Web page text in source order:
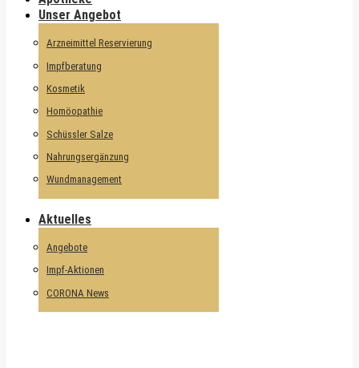
Unser Angebot
Arzneimittel Reservierung
Impfberatung
Kosmetik
Homöopathie
Schüssler Salze
Nahrungsergänzung
Wundmanagement
Aktuelles
Angebote
Impf-Aktionen
CORONA News